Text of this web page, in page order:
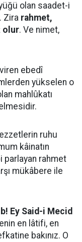
olan saadet-i
Zira rahmet,
olur. Ve nimet,
ebedî
yükselen o
mahlûkatı
ruhu
kâinatın
parlayan rahmet
mükâbere ile
Ey Said-i Mecid
en lâtifi, en
bakınız. O